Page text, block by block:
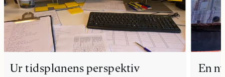
Ur tidsplanens perspektiv En